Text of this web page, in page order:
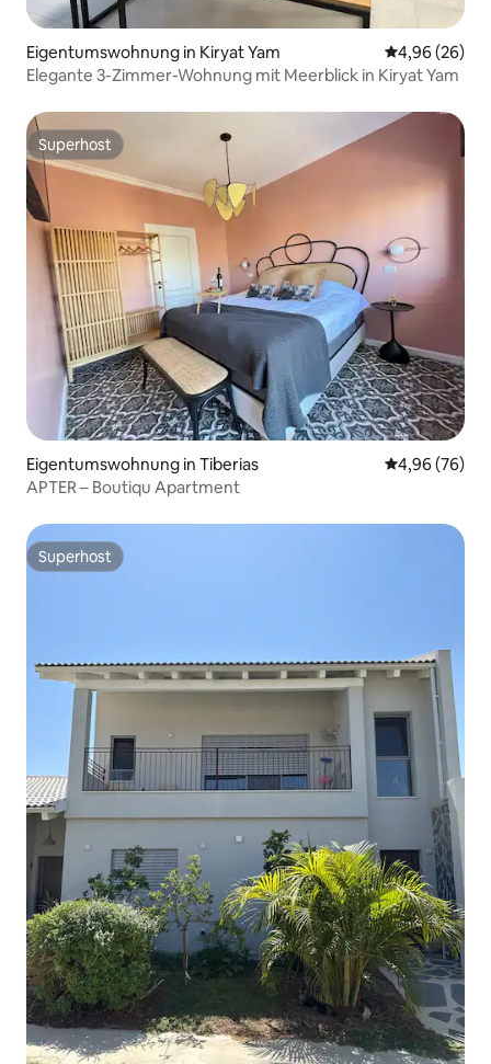
Eigentumswohnung in Kiryat Yam
4,96 (26)
Elegante 3-Zimmer-Wohnung mit Meerblick in Kiryat Yam
Superhost
Superhost
Eigentumswohnung in Tiberias
4,96 (76)
APTER – Boutiqu Apartment
Superhost
Superhost